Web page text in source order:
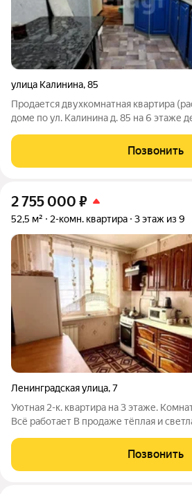
улица Калинина,85
Продается двухкомнатная квартира
доме по ул. Калинина д. 85 на 6 этаже
видeoнaблюдeния . Квaртиpa тeплая ,
полу линoлeум,
Позвонить
2 755 000 ₽
52,5 м² 2-комн. квартира 3 этаж из 9
Ленинградская улица,7
Уютная 2-к. квартира на 3 этаже.
Всё работает В продаже тёплая и светлая «двушка» на
можно заезжать с вещами и жить сразу сделан качественный
косметический ремонт. Почему это
Позвонить